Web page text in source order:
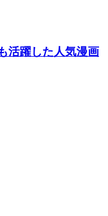
活躍した人気漫画